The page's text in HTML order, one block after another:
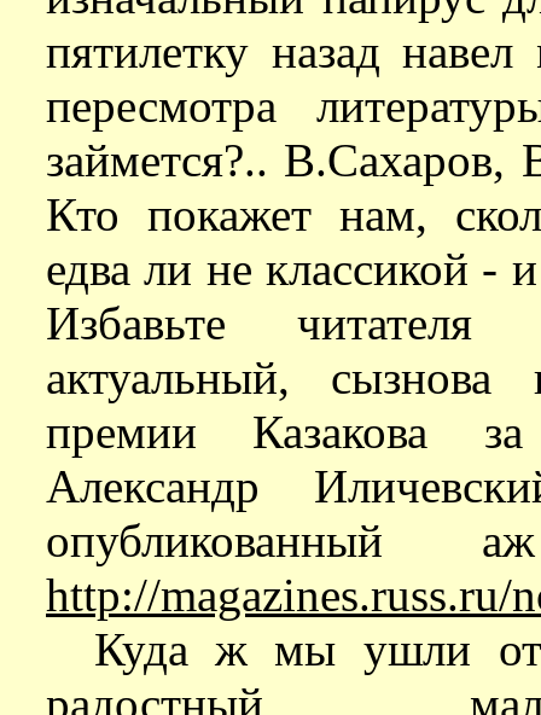
пятилетку назад
пересмотра
займется?.. В.Сахаров,
Кто покажет нам,
едва ли не классикой -
Избавьте
актуальный,
премии Казакова
Александр
http://
Куда ж мы ушли от
радостный